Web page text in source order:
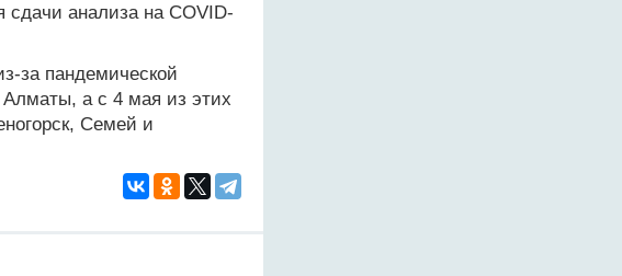
сдачи анализа на COVID-
за пандемической
а с 4 мая из этих
Семей и